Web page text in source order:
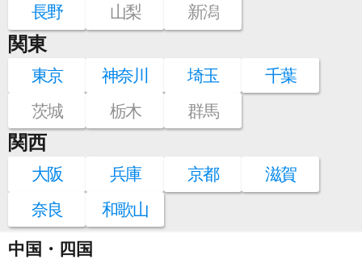
長野
山梨 新潟
関東
東京 神奈川 埼玉
千葉
茨城
栃木 群馬
関西
大阪 兵庫 京都
滋賀
奈良
和歌山
中国・四国